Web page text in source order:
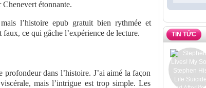
étonnante.
l’histoire epub gratuit bien rythmée et
ce qui gâche l’expérience de lecture.
dans l’histoire. J’ai aimé la façon
mais l’intrigue est trop simple. Les
TIN TỨC